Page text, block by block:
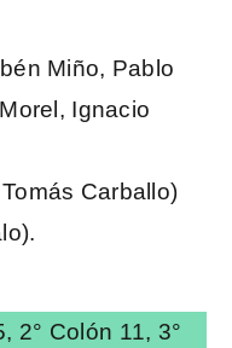
Miño, Pablo
Ignacio
Carballo)
2° Colón 11, 3°